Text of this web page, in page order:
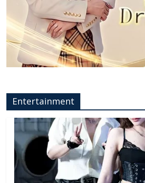
Entertainment